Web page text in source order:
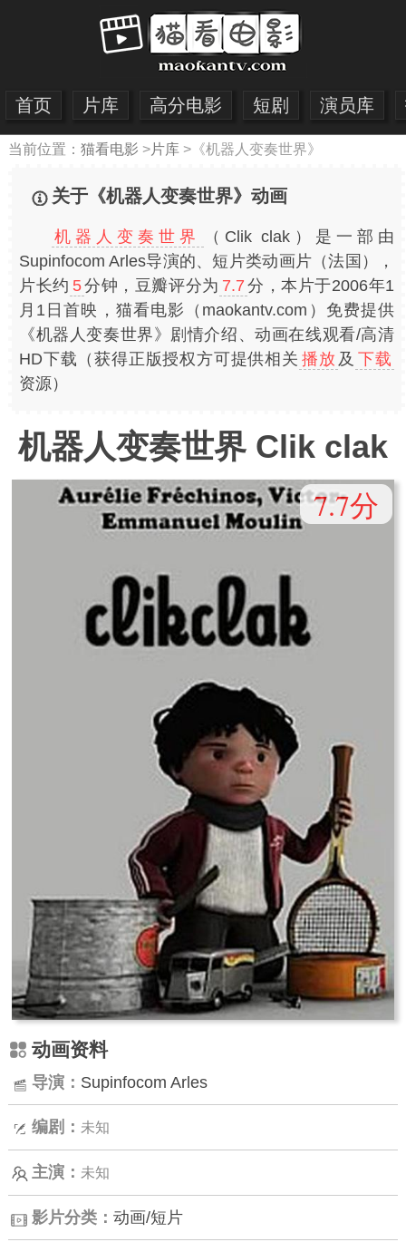
首页 片库 高分电影 短剧 演员库
当前位置： 猫看电影 >片库>《机器人变奏世界》
关于《机器人变奏世界》动画
机器人变奏世界
（Clik clak）是一部由
Supinfocom Arles导演的、短片类动画片（法国），
片长约 5分钟，豆瓣评分为 7.7 分，本片于2006年1
月1日首映，猫看电影（maokantv.com）免费提供
《机器人变奏世界》剧情介绍、动画在线观看/高清
HD下载（获得正版授权方可提供相关 播放 及 下载
资源）
机器人变奏世界 Clik clak
7.7分
动画资料
导演： Supinfocom Arles
编剧： 未知
主演： 未知
影片分类： 动画/短片